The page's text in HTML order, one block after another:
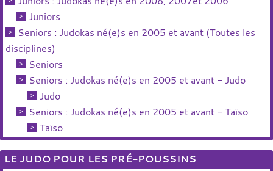
Juniors
Seniors : Judokas né(e)s en 2005 et avant (Toutes les
disciplines)
Seniors
Seniors : Judokas né(e)s en 2005 et avant - Judo
Judo
Seniors : Judokas né(e)s en 2005 et avant - Taïso
Taïso
LE JUDO POUR LES PRÉ-POUSSINS